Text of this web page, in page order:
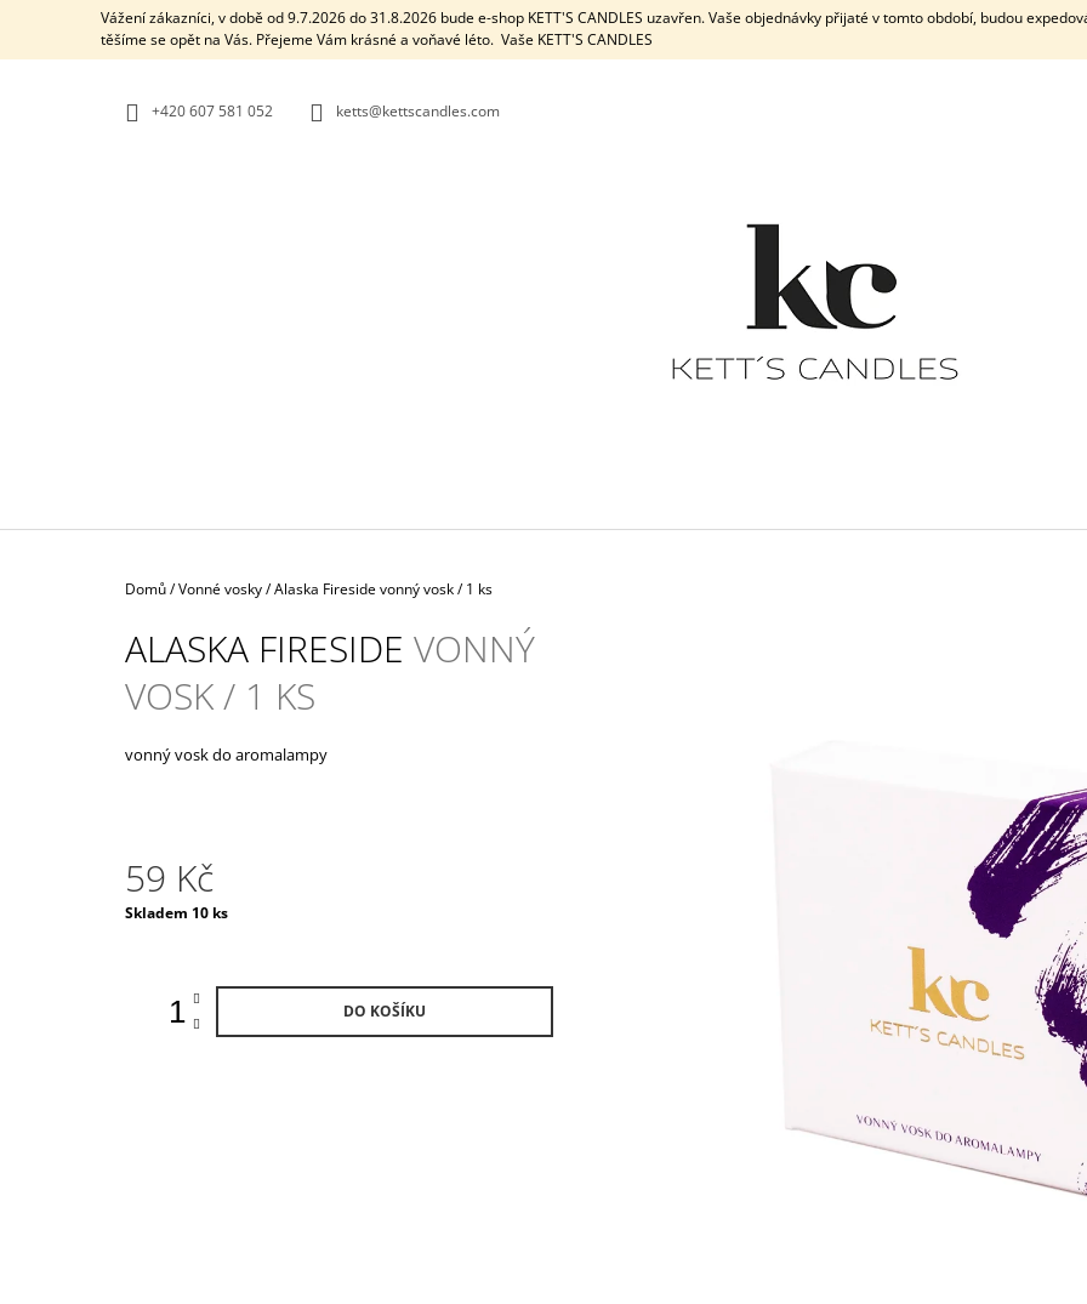
Vážení zákazníci, v době od 9.7.2026 do 31.8.2026 bude e-shop KETT'S CANDLES uzavřen. Vaše objednávky přijaté v tomto období, budou
těšíme se opět na Vás. Přejeme Vám krásné a voňavé léto. Vaše KETT'S CANDLES
+420 607 581 052 ketts@kettscandles.com
Domů/Vonné vosky/Alaska Firesidevonný vosk / 1 ks
ALASKA FIRESIDE VONNÝ
VOSK / 1 KS
vonný vosk do aromalampy
59 Kč
Měrná
Skladem 10 ks
DO KOŠÍKU
ZPĚT
DO
ZPĚT
DO
DOPORUČUJEME
AROMALAMPA / BLACK BOX
DÁRKOVÁ SADA / WHITEDÁRKOVÁ PEPPERMINT &